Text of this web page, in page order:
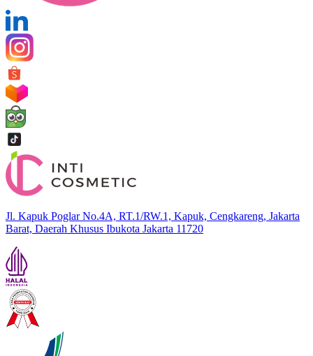
Jl. Kapuk Poglar No.4A, RT.1/RW.1, Kapuk, Cengkareng, Jakarta
Barat, Daerah Khusus Ibukota Jakarta 11720